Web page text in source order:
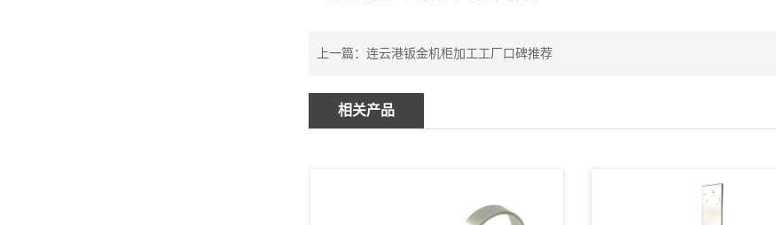
上一篇：连云港钣金机柜加工工厂口碑推荐
相关产品